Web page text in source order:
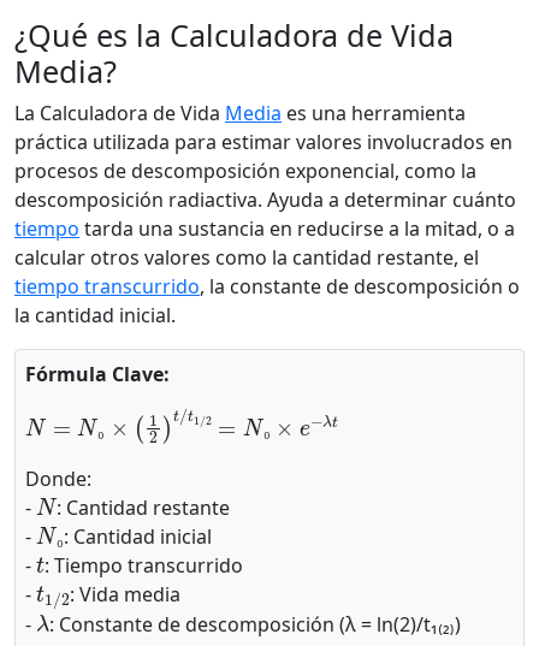
¿Qué es la Calculadora de Vida
Media?
La Calculadora de Vida Media es una herramienta
práctica utilizada para estimar valores involucrados en
procesos de descomposición exponencial, como la
descomposición radiactiva. Ayuda a determinar cuánto
tiempo tarda una sustancia en reducirse a la mitad, o a
calcular otros valores como la cantidad restante, el
tiempo transcurrido, la constante de descomposición o
la cantidad inicial.
Fórmula Clave:
₀ ₀
N= ₀×( t /t 1/2=N ×e−
Donde:
-
N
: Cantidad restante
-
₀
N₀
: Cantidad inicial
-
t
: Tiempo transcurrido
-
t1 /2
: Vida media
-
λ
: Constante de descomposición (λ = ln(2)/t₁₍₂₎)